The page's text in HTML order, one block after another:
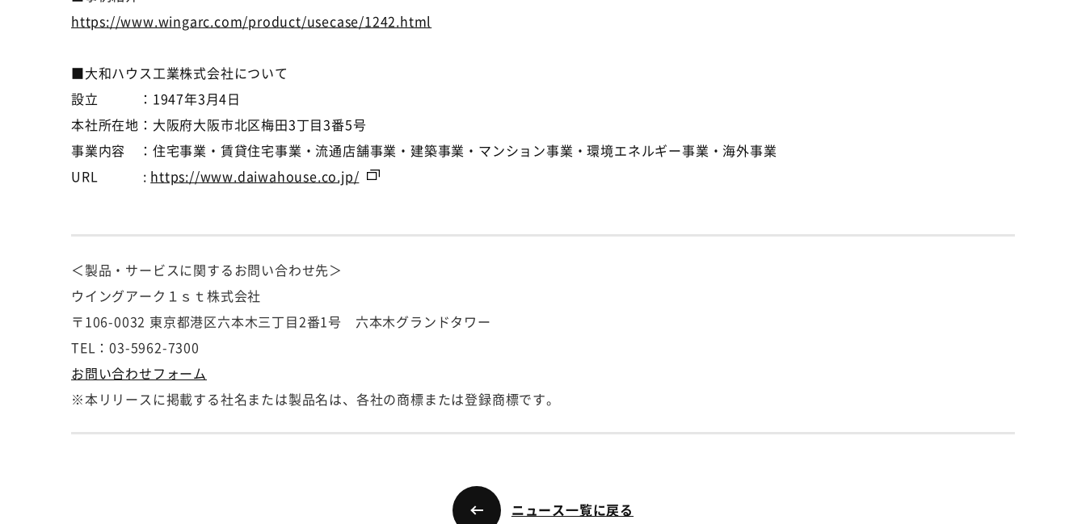
https://www.wingarc.com/product/usecase/1242.html
■大和ハウス工業株式会社について
設立 ： 1947年3月4日
本社所在地：大阪府大阪市北区梅田3丁目3番5号
事業内容 ：住宅事業・賃貸住宅事業・流通店舗事業・建築事業・マンション事業・環境エネルギー事業・海外事業
URL : https://www.daiwahouse.co.jp/
＜製品・サービスに関するお問い合わせ先＞
ウイングアーク１ｓｔ株式会社
〒106-0032 東京都港区六本木三丁目2番1号 六本木グランドタワー
TEL：03-5962-7300
お問い合わせフォーム
※本リリースに掲載する社名または製品名は、各社の商標または登録商標です。
ニュース一覧に戻る